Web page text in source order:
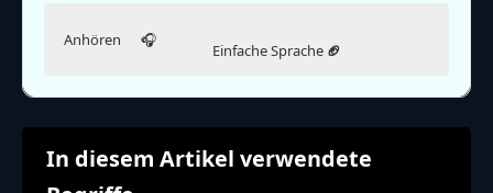
Anhören 🎧
Einfache Sprache 🏈
Patrick Mahomes bringt die Chiefs in den Super
Bowl
In diesem Artikel verwendete